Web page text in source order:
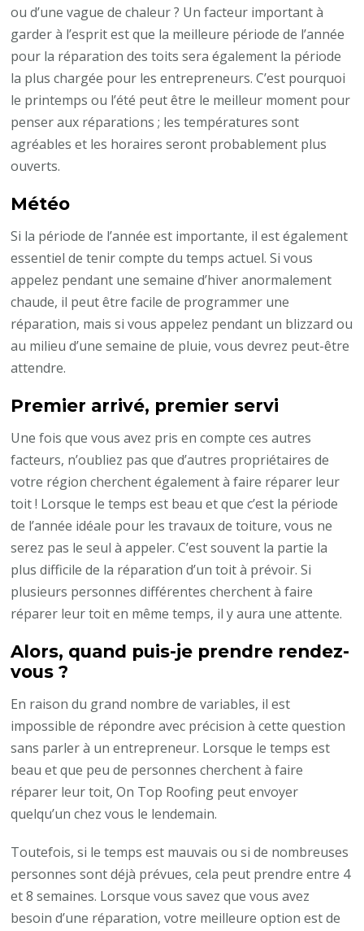
ou d’une vague de chaleur ? Un facteur important à
garder à l’esprit est que la meilleure période de l’année
pour la réparation des toits sera également la période
la plus chargée pour les entrepreneurs. C’est pourquoi
le printemps ou l’été peut être le meilleur moment pour
penser aux réparations ; les températures sont
agréables et les horaires seront probablement plus
ouverts.
Météo
Si la période de l’année est importante, il est également
essentiel de tenir compte du temps actuel. Si vous
appelez pendant une semaine d’hiver anormalement
chaude, il peut être facile de programmer une
réparation, mais si vous appelez pendant un blizzard ou
au milieu d’une semaine de pluie, vous devrez peut-être
attendre.
Premier arrivé, premier servi
Une fois que vous avez pris en compte ces autres
facteurs, n’oubliez pas que d’autres propriétaires de
votre région cherchent également à faire réparer leur
toit ! Lorsque le temps est beau et que c’est la période
de l’année idéale pour les travaux de toiture, vous ne
serez pas le seul à appeler. C’est souvent la partie la
plus difficile de la réparation d’un toit à prévoir. Si
plusieurs personnes différentes cherchent à faire
réparer leur toit en même temps, il y aura une attente.
Alors, quand puis-je prendre rendez-
vous ?
En raison du grand nombre de variables, il est
impossible de répondre avec précision à cette question
sans parler à un entrepreneur. Lorsque le temps est
beau et que peu de personnes cherchent à faire
réparer leur toit, On Top Roofing peut envoyer
quelqu’un chez vous le lendemain.
Toutefois, si le temps est mauvais ou si de nombreuses
personnes sont déjà prévues, cela peut prendre entre 4
et 8 semaines. Lorsque vous savez que vous avez
besoin d’une réparation, votre meilleure option est de